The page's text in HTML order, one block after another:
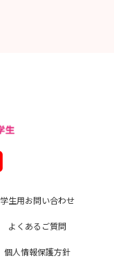
学生用お問い合わせ
よくあるご質問
個人情報保護方針